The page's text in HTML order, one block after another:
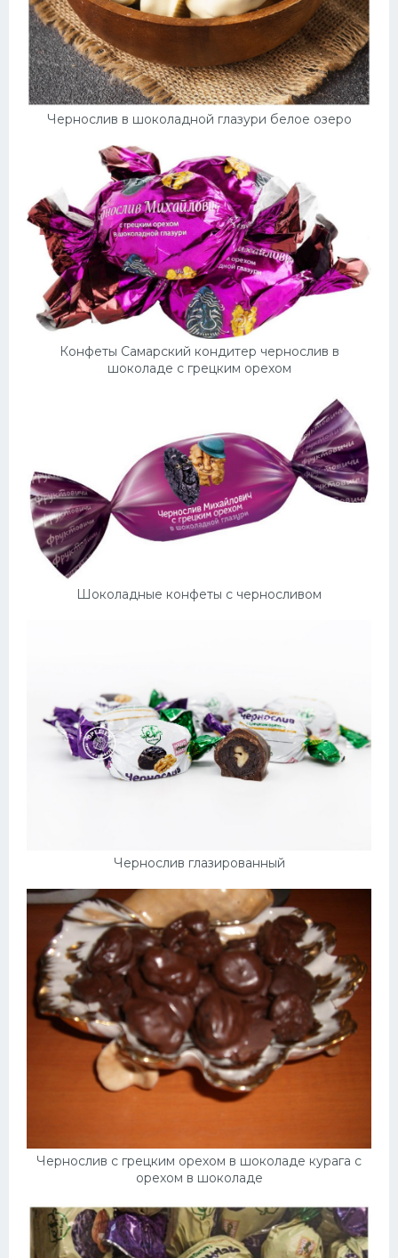
Чернослив в шоколадной глазури белое озеро
Конфеты Самарский кондитер чернослив в
шоколаде с грецким орехом
Шоколадные конфеты с черносливом
Чернослив глазированный
Чернослив с грецким орехом в шоколаде курага с
орехом в шоколаде